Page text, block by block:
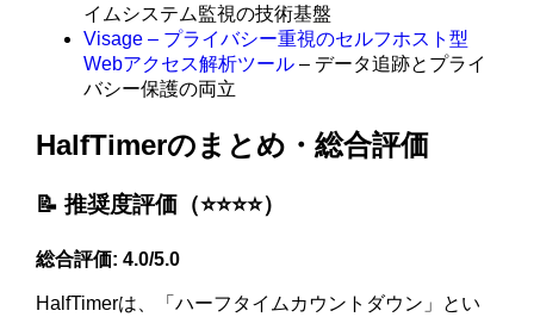
イムシステム監視の技術基盤
Visage – プライバシー重視のセルフホスト型
Webアクセス解析ツール – データ追跡とプライ
バシー保護の両立
HalfTimerのまとめ・総合評価
📝 推奨度評価（⭐️⭐️⭐️⭐️）
総合評価: 4.0/5.0
HalfTimerは、「ハーフタイムカウントダウン」とい